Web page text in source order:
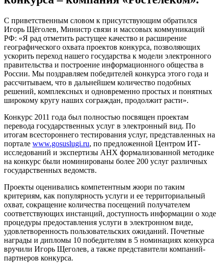
С приветственным словом к присутствующим обратился
Игорь Щёголев, Министр связи и массовых коммуникаций
РФ: «Я рад отметить растущее качество и расширение
географического охвата проектов конкурса, позволяющих
ускорить переход нашего государства к модели электронного
правительства и построение информационного общества в
России. Мы поздравляем победителей конкурса этого года и
рассчитываем, что в дальнейшем количество подобных
решений, комплексных и одновременно простых и понятных
широкому кругу наших сограждан, продолжит расти».
Конкурс 2011 года был полностью посвящен проектам
перевода государственных услуг в электронный вид. По
итогам всестороннего тестирования услуг, представленных на
портале www.gosuslugi.ru, по предложенной Центром ИТ-
исследований и экспертизы АНХ формализованной методике
на конкурс были номинированы более 200 услуг различных
государственных ведомств.
Проекты оценивались компетентным жюри по таким
критериям, как популярность услуги и ее территориальный
охват, сокращение количества посещений получателем
соответствующих инстанций, доступность информации о ходе
процедуры предоставления услуги в электронном виде,
удовлетворенность пользовательских ожиданий. Почетные
награды и дипломы 10 победителям в 5 номинациях конкурса
вручили Игорь Щеголев, а также представители компаний-
партнеров конкурса.